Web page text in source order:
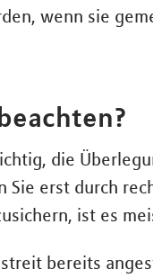
wenn sie
die
Sie erst durch
ist es
bereits